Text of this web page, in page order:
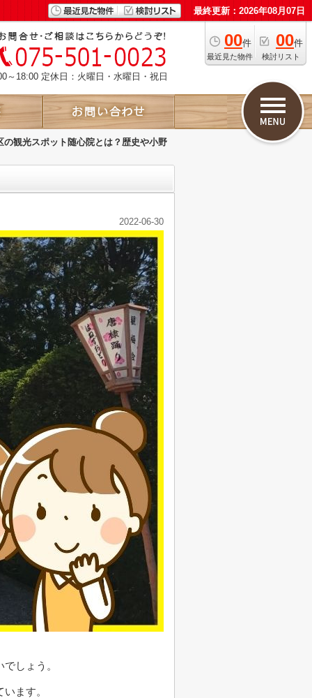
最終更新：2026年08月07日
00件
最近見た物件
00件
検討リスト
～18:00 定休日：火曜日・水曜日・祝日
の観光スポット随心院とは？歴史や小野
2022-06-30
しょう。
ます。